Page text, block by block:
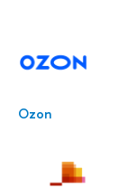
Ozon